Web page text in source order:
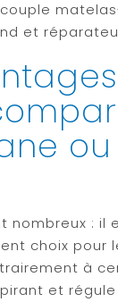
et
nombreux : il
choix pour
à
et